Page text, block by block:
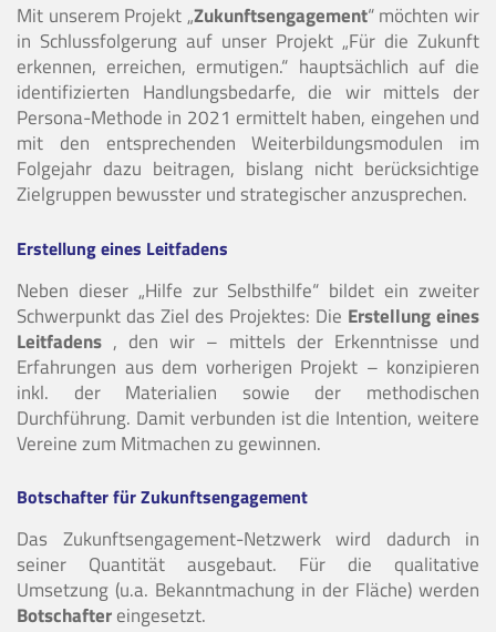
Mit unserem Projekt „Zukunftsengagement“ möchten wir
in Schlussfolgerung auf unser Projekt „Für die Zukunft
erkennen, erreichen, ermutigen.“ hauptsächlich auf die
identifizierten Handlungsbedarfe, die wir mittels der
Persona-Methode in 2021 ermittelt haben, eingehen und
mit den entsprechenden Weiterbildungsmodulen im
Folgejahr dazu beitragen, bislang nicht berücksichtige
Zielgruppen bewusster und strategischer anzusprechen.
Erstellung eines Leitfadens
Neben dieser „Hilfe zur Selbsthilfe“ bildet ein zweiter
Schwerpunkt das Ziel des Projektes: Die Erstellung eines
Leitfadens , den wir – mittels der Erkenntnisse und
Erfahrungen aus dem vorherigen Projekt – konzipieren
inkl. der Materialien sowie der methodischen
Durchführung. Damit verbunden ist die Intention, weitere
Vereine zum Mitmachen zu gewinnen.
Botschafter für Zukunftsengagement
Das Zukunftsengagement-Netzwerk wird dadurch in
seiner Quantität ausgebaut. Für die qualitative
Umsetzung (u.a. Bekanntmachung in der Fläche) werden
Botschaftereingesetzt.